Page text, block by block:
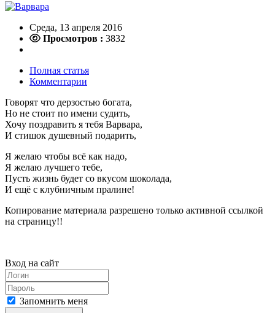
Среда, 13 апреля 2016
Просмотров : 3832
Полная статья
Комментарии
Говорят что дерзостью богата,
Но не стоит по имени судить,
Хочу поздравить я тебя Варвара,
И стишок душевный подарить,
Я желаю чтобы всё как надо,
Я желаю лучшего тебе,
Пусть жизнь будет со вкусом шоколада,
И ещё с клубничным пралине!
Копирование материала разрешено только активной ссылкой
на страницу!!
Вход на сайт
Запомнить меня